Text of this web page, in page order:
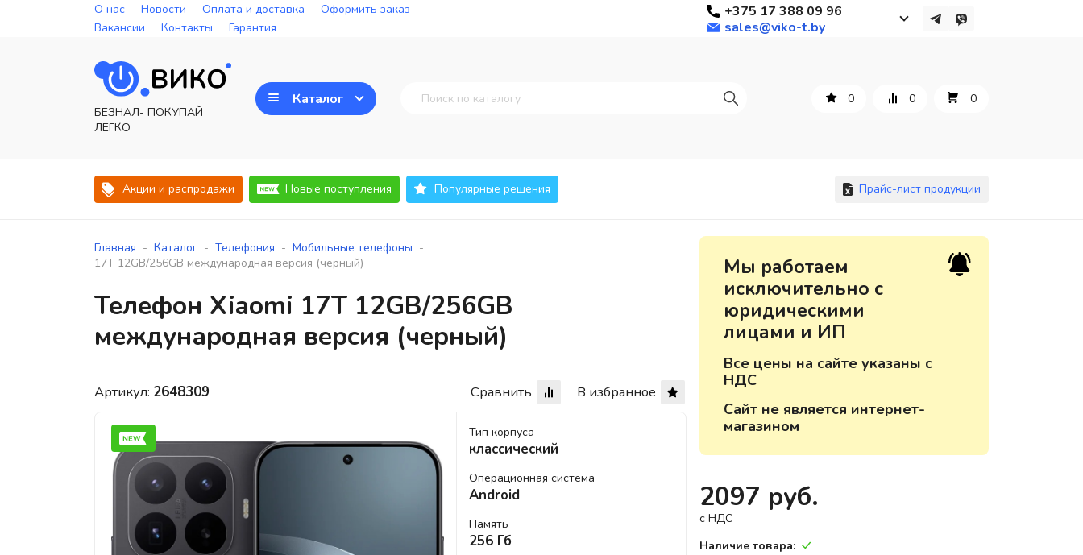
О нас Новости Оплата и доставка
Оформить заказ
Вакансии
Контакты Гарантия
+375 17 388 09 96
sales@viko-t.by
+375 17 388 09 96
По всем вопросам
sales@viko-t.by
Оплата и доставка
Контакты
17, пом. 38, оф. №1
БЕЗНАЛ- ПОКУПАЙ
ЛЕГКО
Каталог 0 0 0
Акции и распродажи Новые поступления Популярные решения Прайс-лист продукции
Главная - Каталог - Телефония - Мобильные телефоны -
17T 12GB/256GB международная версия (черный)
Телефон Xiaomi 17T 12GB/256GB
международная версия (черный)
Артикул: 2648309 Сравнить В избранное
Тип корпуса
классический
Операционная система
Android
Память
256 Гб
Мы работаем
исключительно с
юридическими
лицами и ИП
Все цены на сайте указаны с
НДС
Сайт не является интернет-
магазином
2097 руб.
c НДС
Наличие товара: